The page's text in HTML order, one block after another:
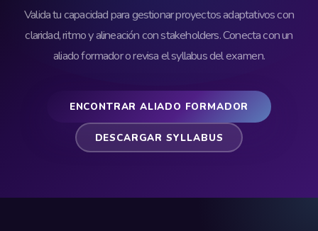
Valida tu capacidad para gestionar proyectos adaptativos con
claridad, ritmo y alineación con stakeholders. Conecta con un
aliado formador o revisa el syllabus del examen.
ENCONTRAR ALIADO FORMADOR
DESCARGAR SYLLABUS